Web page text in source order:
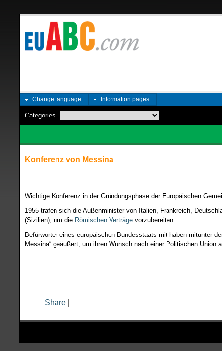
Change language Information pages
Categories
Konferenz von Messina
Wichtige Konferenz in der Gründungsphase der Europäischen
1955 trafen sich die Außenminister von Italien, Frankreich,
(Sizilien), um die Römischen Verträge vorzubereiten.
Befürworter eines europäischen Bundesstaats mit haben mitunter
Messina“ geäußert, um ihren Wunsch nach einer Politischen Union
Share